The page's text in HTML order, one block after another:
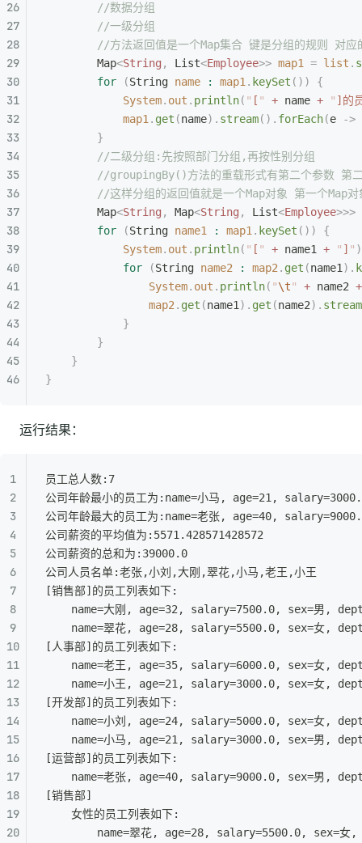
        //数据分组
        //一级分组
//方法返回值是一个Map集合 键是分组的规则 对应
        Map
<String , List<Employee>> map1 = list .
        for
(String name : map1 . keySet ())
{
            System
. out . println( " [ " + name + " ]的
            map1
. get (name). stream(). forEach(e ->
        }
        //二级分组:先按照部门分组,再按性别分组
//groupingBy()方法的重载形式有第二个参数 第二
//这样分组的返回值就是一个Map对象 第一个Map对
        Map
<String , Map<String , List<Employee>>>
        for
(String name1 : map1 . keySet ())
{
            System
. out . println( " [ " + name1 + " ] "
            for
(String name2 : map2 . get (name1 ).
                System
. out . println( "\t" + name2 +
                map2
. get (name1 ). get (name2). stream
            }
        }
    }
}
运行结果：
员工总人数:7
公司年龄最小的员工为:name=小马, age=21,
公司年龄最大的员工为:name=老张, age=40,
公司薪资的平均值为:5571.428571428572
公司薪资的总和为:39000.0
公司人员名单:老张,小刘,大刚,翠花,小马,老王,小王
[销售部]的员工列表如下:
name=大刚, age=32, salary=7500.0, sex=男,
name=翠花, age=28, salary=5500.0, sex=女,
[人事部]的员工列表如下:
name=老王, age=35, salary=6000.0, sex=女,
name=小王, age=21, salary=3000.0, sex=女,
[开发部]的员工列表如下:
name=小刘, age=24, salary=5000.0, sex=女,
name=小马, age=21, salary=3000.0, sex=男,
[运营部]的员工列表如下:
name=老张, age=40, salary=9000.0, sex=男,
[销售部]
	女性的员工列表如下:
name=翠花, age=28, salary=5500.0, sex=女,